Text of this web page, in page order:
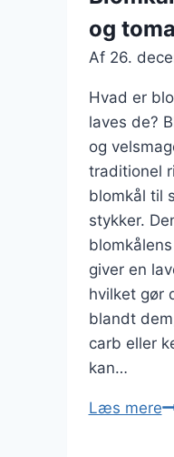
og
Af 26.
Hvad er
laves de?
og
traditionel
blomkål til
stykker.
giver en
hvilket gør
blandt
carb eller
kan…
Læs mere